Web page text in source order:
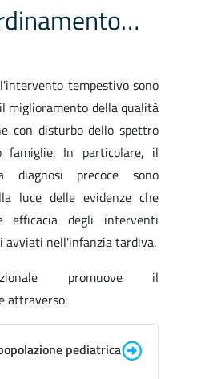
Rete di coordinamento per diagnosi ed intervento precoce
tempestivo sono
miglioramento della qualità
con disturbo dello spettro
In particolare, il
diagnosi precoce sono
luce delle evidenze che
efficacia degli interventi
avviati nell'infanzia tardiva.
promuove il
attraverso:
pediatrica